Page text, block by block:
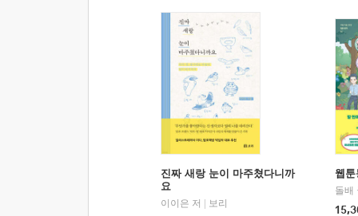
진짜 새랑 눈이 마주쳤다니까
요
이이은 저
보리
웹
돌배